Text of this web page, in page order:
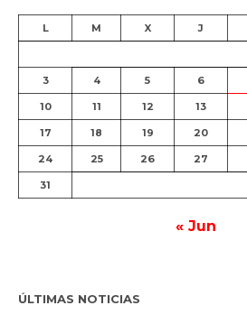
L M X J
3 4 5 6
10 11 12 13
17 18 19 20
24 25 26 27
31
« Jun
ÚLTIMAS NOTICIAS